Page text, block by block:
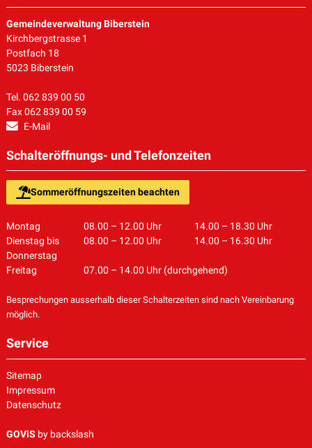
Gemeindeverwaltung Biberstein
Kirchbergstrasse 1
Postfach 18
5023 Biberstein
Tel. 062 839 00 50
Fax 062 839 00 59
E-Mail
Schalteröffnungs- und Telefonzeiten
Sommeröffnungszeiten beachten
Montag 08.00 – 12.00 Uhr
14.00 – 18.30 Uhr
Dienstag bis
Donnerstag
08.00 – 12.00 Uhr 14.00 – 16.30 Uhr
Freitag 07.00 – 14.00 Uhr (durchgehend)
Besprechungen ausserhalb dieser Schalterzeiten sind nach Vereinbarung
möglich.
Service
Sitemap
Impressum
Datenschutz
GOViS by backslash